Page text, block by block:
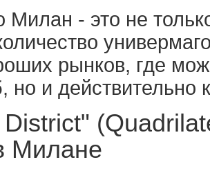
Милан - это не
рынков, где
но и действительно
Милане